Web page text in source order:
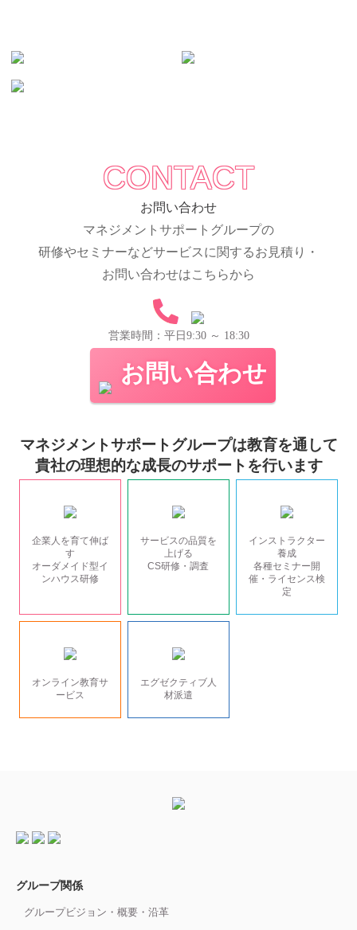
CONTACT
お問い合わせ
マネジメントサポートグループの
研修やセミナーなどサービスに関するお見積り・
お問い合わせはこちらから
営業時間：平日9:30 ～ 18:30
お問い合わせ
マネジメントサポートグループは教育を通して
貴社の理想的な成長のサポートを行います
企業人を育て伸ば
す
オーダメイド型イ
ンハウス研修
サービスの品質を
上げる
CS研修・調査
インストラクター
養成
各種セミナー開
催・ライセンス検
定
オンライン教育サ
ービス
エグゼクティブ人
材派遣
グループ関係
グループビジョン・概要・沿革